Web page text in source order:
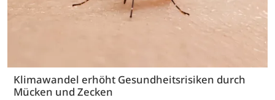
Klimawandel erhöht Gesundheitsrisiken durch
Mücken und Zecken